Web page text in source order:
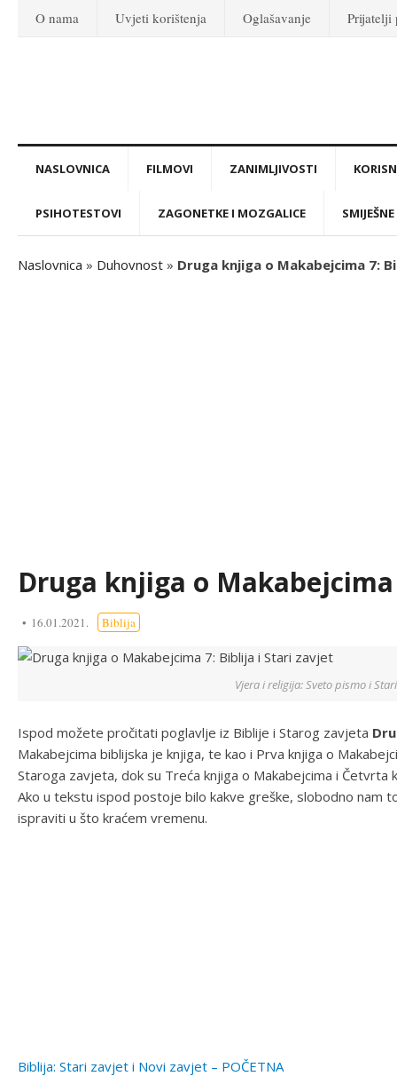
O nama Uvjeti korištenja Oglašavanje Prijatelji
NASLOVNICA FILMOVI ZANIMLJIVOSTI
PSIHOTESTOVI ZAGONETKE I MOZGALICE
Naslovnica » Duhovnost » Druga knjiga o Makabejcima 7:
Druga knjiga o
16.01.2021. Biblija
Vjera i religija: Sveto pismo i
Ispod možete pročitati poglavlje iz Biblije i Starog zavjeta
Makabejcima biblijska je knjiga, te kao i Prva knjiga o
Staroga zavjeta, dok su Treća knjiga o Makabejcima i Četvrta
Ako u tekstu ispod postoje bilo kakve greške, slobodno nam
ispraviti u što kraćem vremenu.
Biblija: Stari zavjet i Novi zavjet – POČETNA